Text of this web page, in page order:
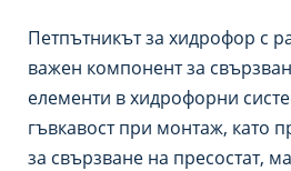
Петпътникът за хидрофор с
важен компонент за
елементи в хидрофорни
гъвкавост при монтаж, като
за свързване на пресостат,